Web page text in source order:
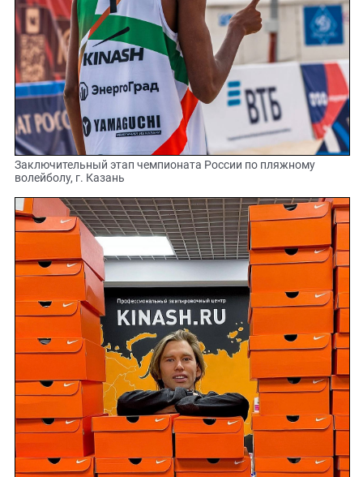
Заключительный этап чемпионата России по пляжному
волейболу, г. Казань